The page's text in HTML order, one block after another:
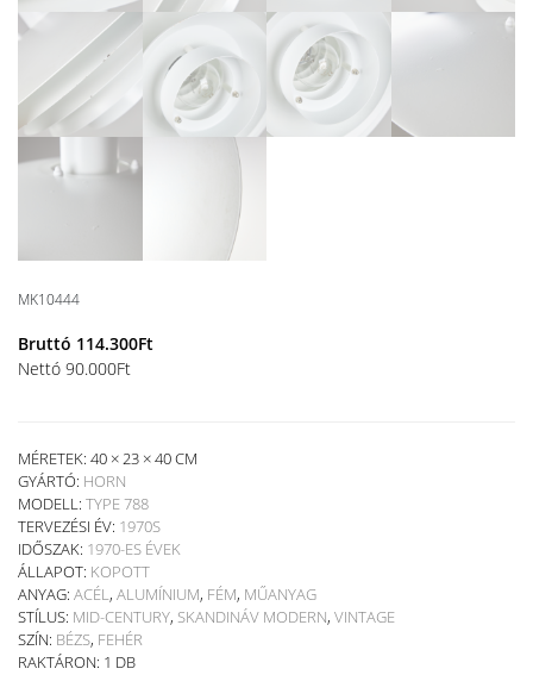
MK10444
Bruttó 114.300Ft
Nettó 90.000Ft
MÉRETEK: 40 × 23 × 40 CM
GYÁRTÓ: HORN
MODELL: TYPE 788
TERVEZÉSI ÉV: 1970S
IDŐSZAK: 1970-ES ÉVEK
ÁLLAPOT: KOPOTT
ANYAG: ACÉL, ALUMÍNIUM, FÉM, MŰANYAG
STÍLUS: MID-CENTURY, SKANDINÁV MODERN, VINTAGE
SZÍN: BÉZS, FEHÉR
RAKTÁRON: 1 DB